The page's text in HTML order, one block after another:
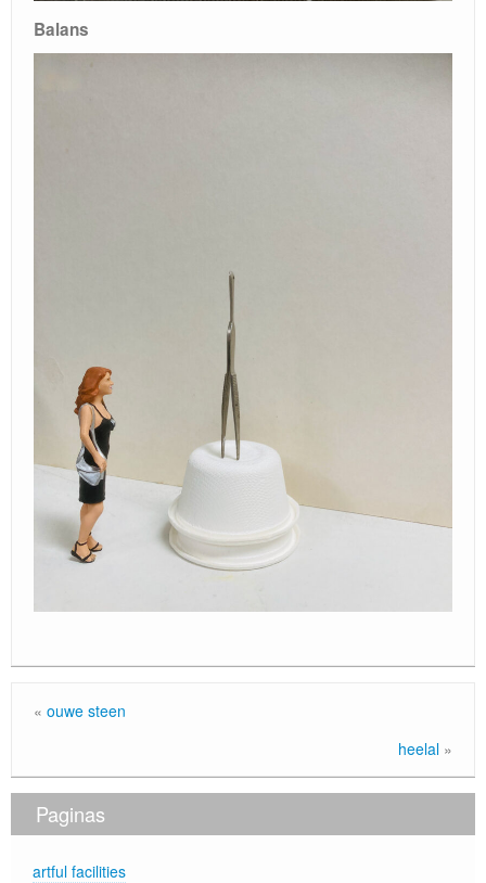
Balans
« ouwe steen
heelal »
Paginas
artful facilities